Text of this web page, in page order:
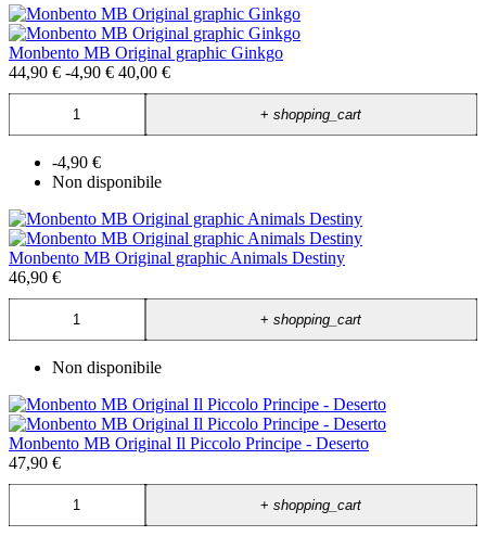
Monbento MB Original graphic Ginkgo
44,90 € -4,90 € 40,00 €
+shopping_cart
-4,90 €
Non disponibile
Monbento MB Original graphic Animals Destiny
46,90 €
+shopping_cart
Non disponibile
Monbento MB Original Il Piccolo Principe - Deserto
47,90 €
+shopping_cart